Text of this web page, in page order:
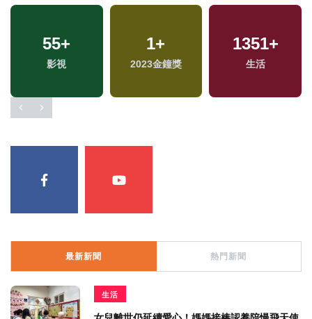
55+
影視
1+
2023金鐘獎
1351+
生活
最新新聞 熱門新聞
生活